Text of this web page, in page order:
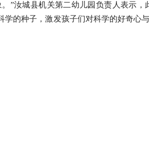
”汝城县机关第二幼儿园负责人表示，
的种子，激发孩子们对科学的好奇心